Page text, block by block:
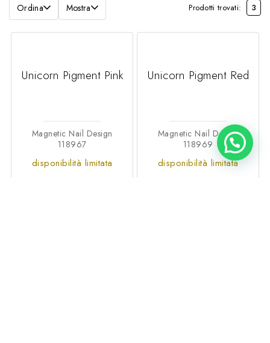
Ordina Mostra Prodotti trovati: 3
Unicorn Pigment Pink
Magnetic Nail Design
118967
disponibilità limitata
Unicorn Pigment Red
Magnetic Nail Design
118969
disponibilità limitata